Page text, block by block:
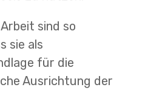
sind so
sie als
für die
Ausrichtung der